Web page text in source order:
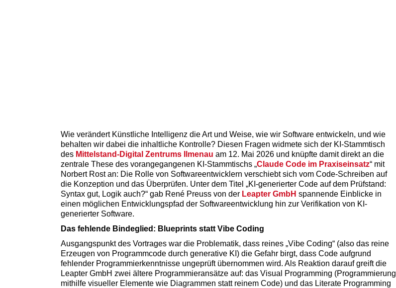
Wie verändert Künstliche Intelligenz die Art und Weise, wie wir Software entwickeln, und wie
behalten wir dabei die inhaltliche Kontrolle? Diesen Fragen widmete sich der KI-Stammtisch
des Mittelstand-Digital Zentrums Ilmenau am 12. Mai 2026 und knüpfte damit direkt an die
zentrale These des vorangegangenen KI-Stammtischs „Claude Code im Praxiseinsatz“ mit
Norbert Rost an: Die Rolle von Softwareentwicklern verschiebt sich vom Code-Schreiben auf
die Konzeption und das Überprüfen. Unter dem Titel „KI-generierter Code auf dem Prüfstand:
Syntax gut, Logik auch?“ gab René Preuss von der Leapter GmbH spannende Einblicke in
einen möglichen Entwicklungspfad der Softwareentwicklung hin zur Verifikation von KI-
generierter Software.
Das fehlende Bindeglied: Blueprints statt Vibe Coding
Ausgangspunkt des Vortrages war die Problematik, dass reines „Vibe Coding“ (also das reine
Erzeugen von Programmcode durch generative KI) die Gefahr birgt, dass Code aufgrund
fehlender Programmierkenntnisse ungeprüft übernommen wird. Als Reaktion darauf greift die
Leapter GmbH zwei ältere Programmieransätze auf: das Visual Programming (Programmierung
mithilfe visueller Elemente wie Diagrammen statt reinem Code) und das Literate Programming